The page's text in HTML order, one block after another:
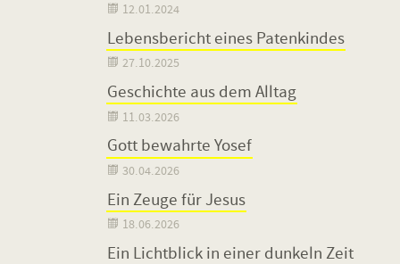
 12.01.2024
Lebensbericht eines Patenkindes
 27.10.2025
Geschichte aus dem Alltag
 11.03.2026
Gott bewahrte Yosef
 30.04.2026
Ein Zeuge für Jesus
 18.06.2026
Ein Lichtblick in einer dunkeln Zeit